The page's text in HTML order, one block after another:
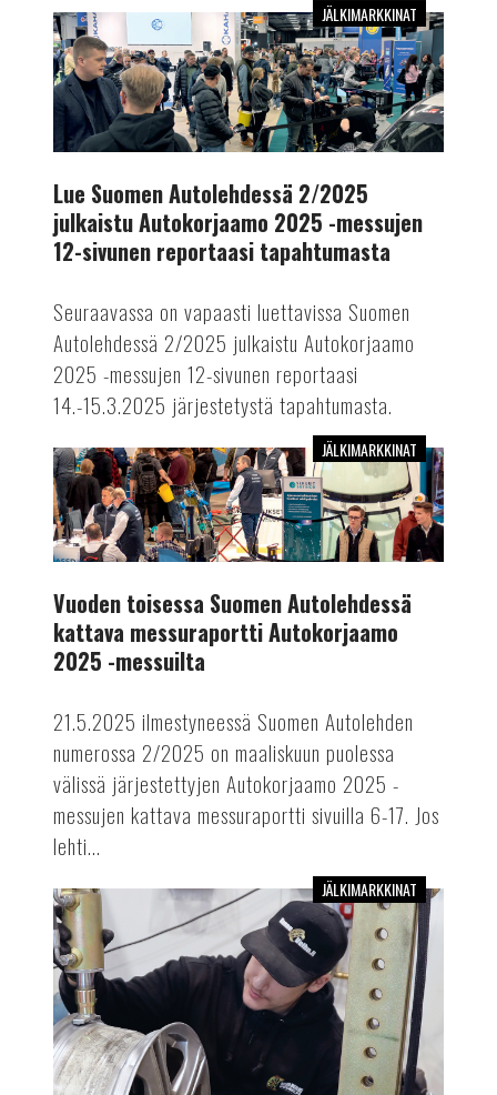
Lue
Suomen
Autolehdessä
2/2025
julkaistu
Autokorjaamo
2025
-
messujen
12-
reportaasi
tapahtumasta
JÄLKIMARKKINAT
Lue Suomen Autolehdessä 2/2025
julkaistu Autokorjaamo 2025 -messujen
12-sivunen reportaasi tapahtumasta
Seuraavassa on vapaasti luettavissa Suomen
Autolehdessä 2/2025 julkaistu Autokorjaamo
2025 -messujen 12-sivunen reportaasi
14.-15.3.2025 järjestetystä tapahtumasta.
Vuoden
toisessa
Suomen
Autolehdessä
kattava
messuraportti
Autokorjaamo
2025
-
JÄLKIMARKKINAT
Vuoden toisessa Suomen Autolehdessä
kattava messuraportti Autokorjaamo
2025 -messuilta
21.5.2025 ilmestyneessä Suomen Autolehden
numerossa 2/2025 on maaliskuun puolessa
välissä järjestettyjen Autokorjaamo 2025 -
messujen kattava messuraportti sivuilla 6-17. Jos
lehti...
Vuoden
2025
ensimmäinen
Suomen
Autolehti
on
myös
Autokorjaamo
JÄLKIMARKKINAT